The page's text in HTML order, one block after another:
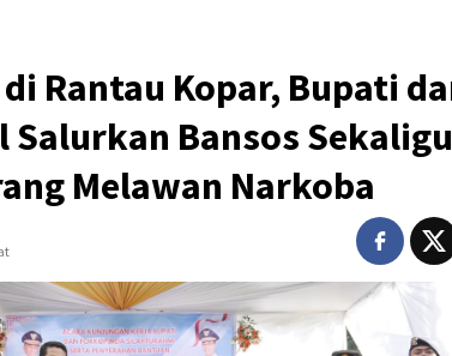
Rantau Kopar, Bupati
Salurkan Bansos
Melawan Narkoba